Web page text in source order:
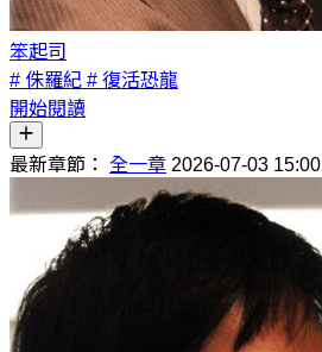
笨起司
# 侏羅紀 # 復活恐龍
開始閱讀
最新章節： 全一章 2026-07-03